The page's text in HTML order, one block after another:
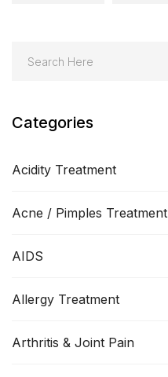
Categories
Acidity Treatment
Acne / Pimples Treatment
AIDS
Allergy Treatment
Arthritis & Joint Pain